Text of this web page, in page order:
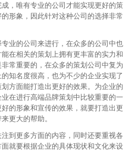
，唯有专业的公司才能实现更好的策
形象，因此针对这种公司的选择非常
的公司来进行，在众多的公司中也
在相关的策划上拥有更丰富的实力和
常重要的，在众多的策划公司中复为
知名度很高，也为不少的企业实现了
方面能打造出更好的效果。为企业的
在进行高端品牌策划中比较重要的一
的形象和宣传的效果，就要打造出更
更大的帮助。
更多方面的内容，同时还要重视各
就要根据企业的具体现状和文化来设